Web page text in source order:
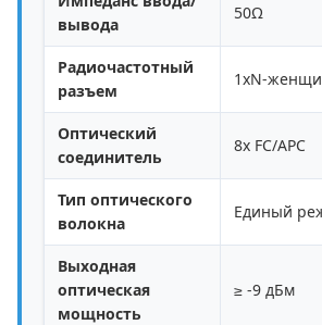
вывода
50Ω
Радиочастотный
разъем
1xN-
Оптический
соединитель
8x FC/APC
Тип оптического
волокна
Единый
Выходная
оптическая
мощность
≥ -9 дБм